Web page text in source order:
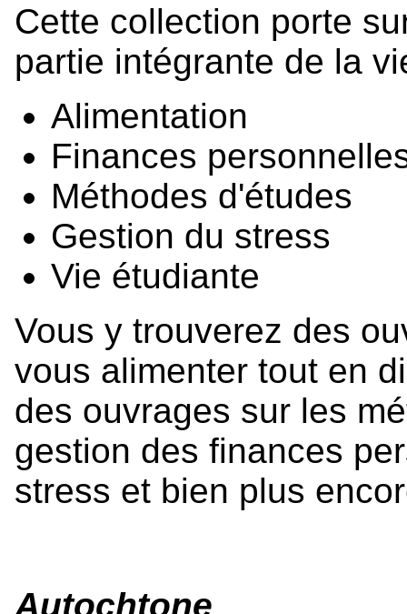
Cette collection porte
partie intégrante de la
Alimentation
Finances
Méthodes d'études
Gestion du stress
Vie étudiante
Vous y trouverez des
vous alimenter tout en
des ouvrages sur les
gestion des finances
stress et bien plus
Autochtone